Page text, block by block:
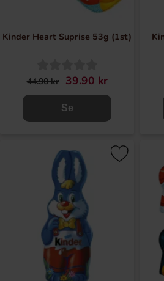
Kinder Heart Suprise 53g (1st)
44.90 kr 39.90 kr
Se